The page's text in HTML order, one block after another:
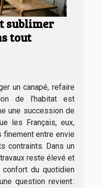
sublimer
tout
un canapé, refaire
de l’habitat est
une succession de
les Français, eux,
finement entre envie
contraints. Dans un
reste élevé et
confort du quotidien
question revient :